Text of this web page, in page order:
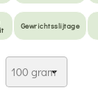
Gewrichtsslijtage